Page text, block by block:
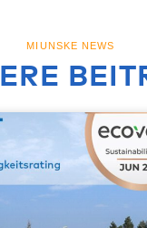
MIUNSKE NEWS